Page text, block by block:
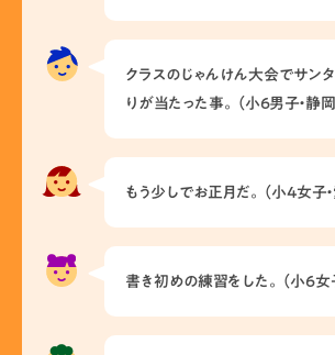
クラスのじゃんけん大会でサン
りが当たった事。（小6男子・静岡
もう少しでお正月だ。（小4女子・
書き初めの練習をした。（小6女